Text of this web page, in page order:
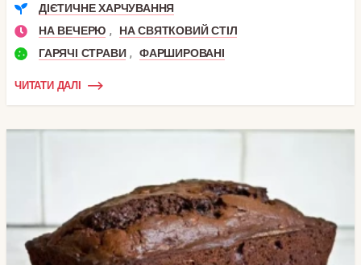
ДІЄТИЧНЕ ХАРЧУВАННЯ
НА ВЕЧЕРЮ ,
НА СВЯТКОВИЙ СТІЛ
ГАРЯЧІ СТРАВИ , ФАРШИРОВАНІ
ЧИТАТИ ДАЛІ